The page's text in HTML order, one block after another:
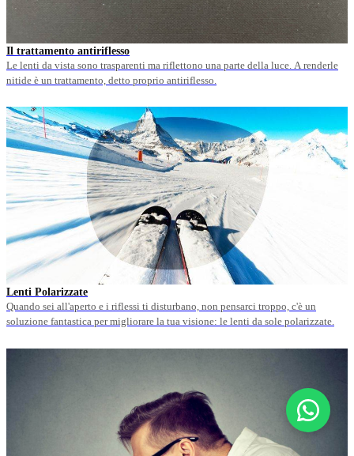
Il trattamento antiriflesso
Le lenti da vista sono trasparenti ma riflettono una parte della luce. A renderle
nitide è un trattamento, detto proprio antiriflesso.
Lenti Polarizzate
Quando sei all'aperto e i riflessi ti disturbano, non pensarci troppo, c'è un
soluzione fantastica per migliorare la tua visione: le lenti da sole polarizzate.